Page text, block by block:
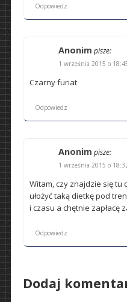
Odpowiedz
Anonim pisze:
1 września 2015 o
Czarny furiat
Odpowiedz
Anonim pisze:
1 września 2015 o
Witam, czy znajdzie się tu
ułożyć taką dietkę pod
i czasu a chętnie zapłacę
Odpowiedz
Dodaj